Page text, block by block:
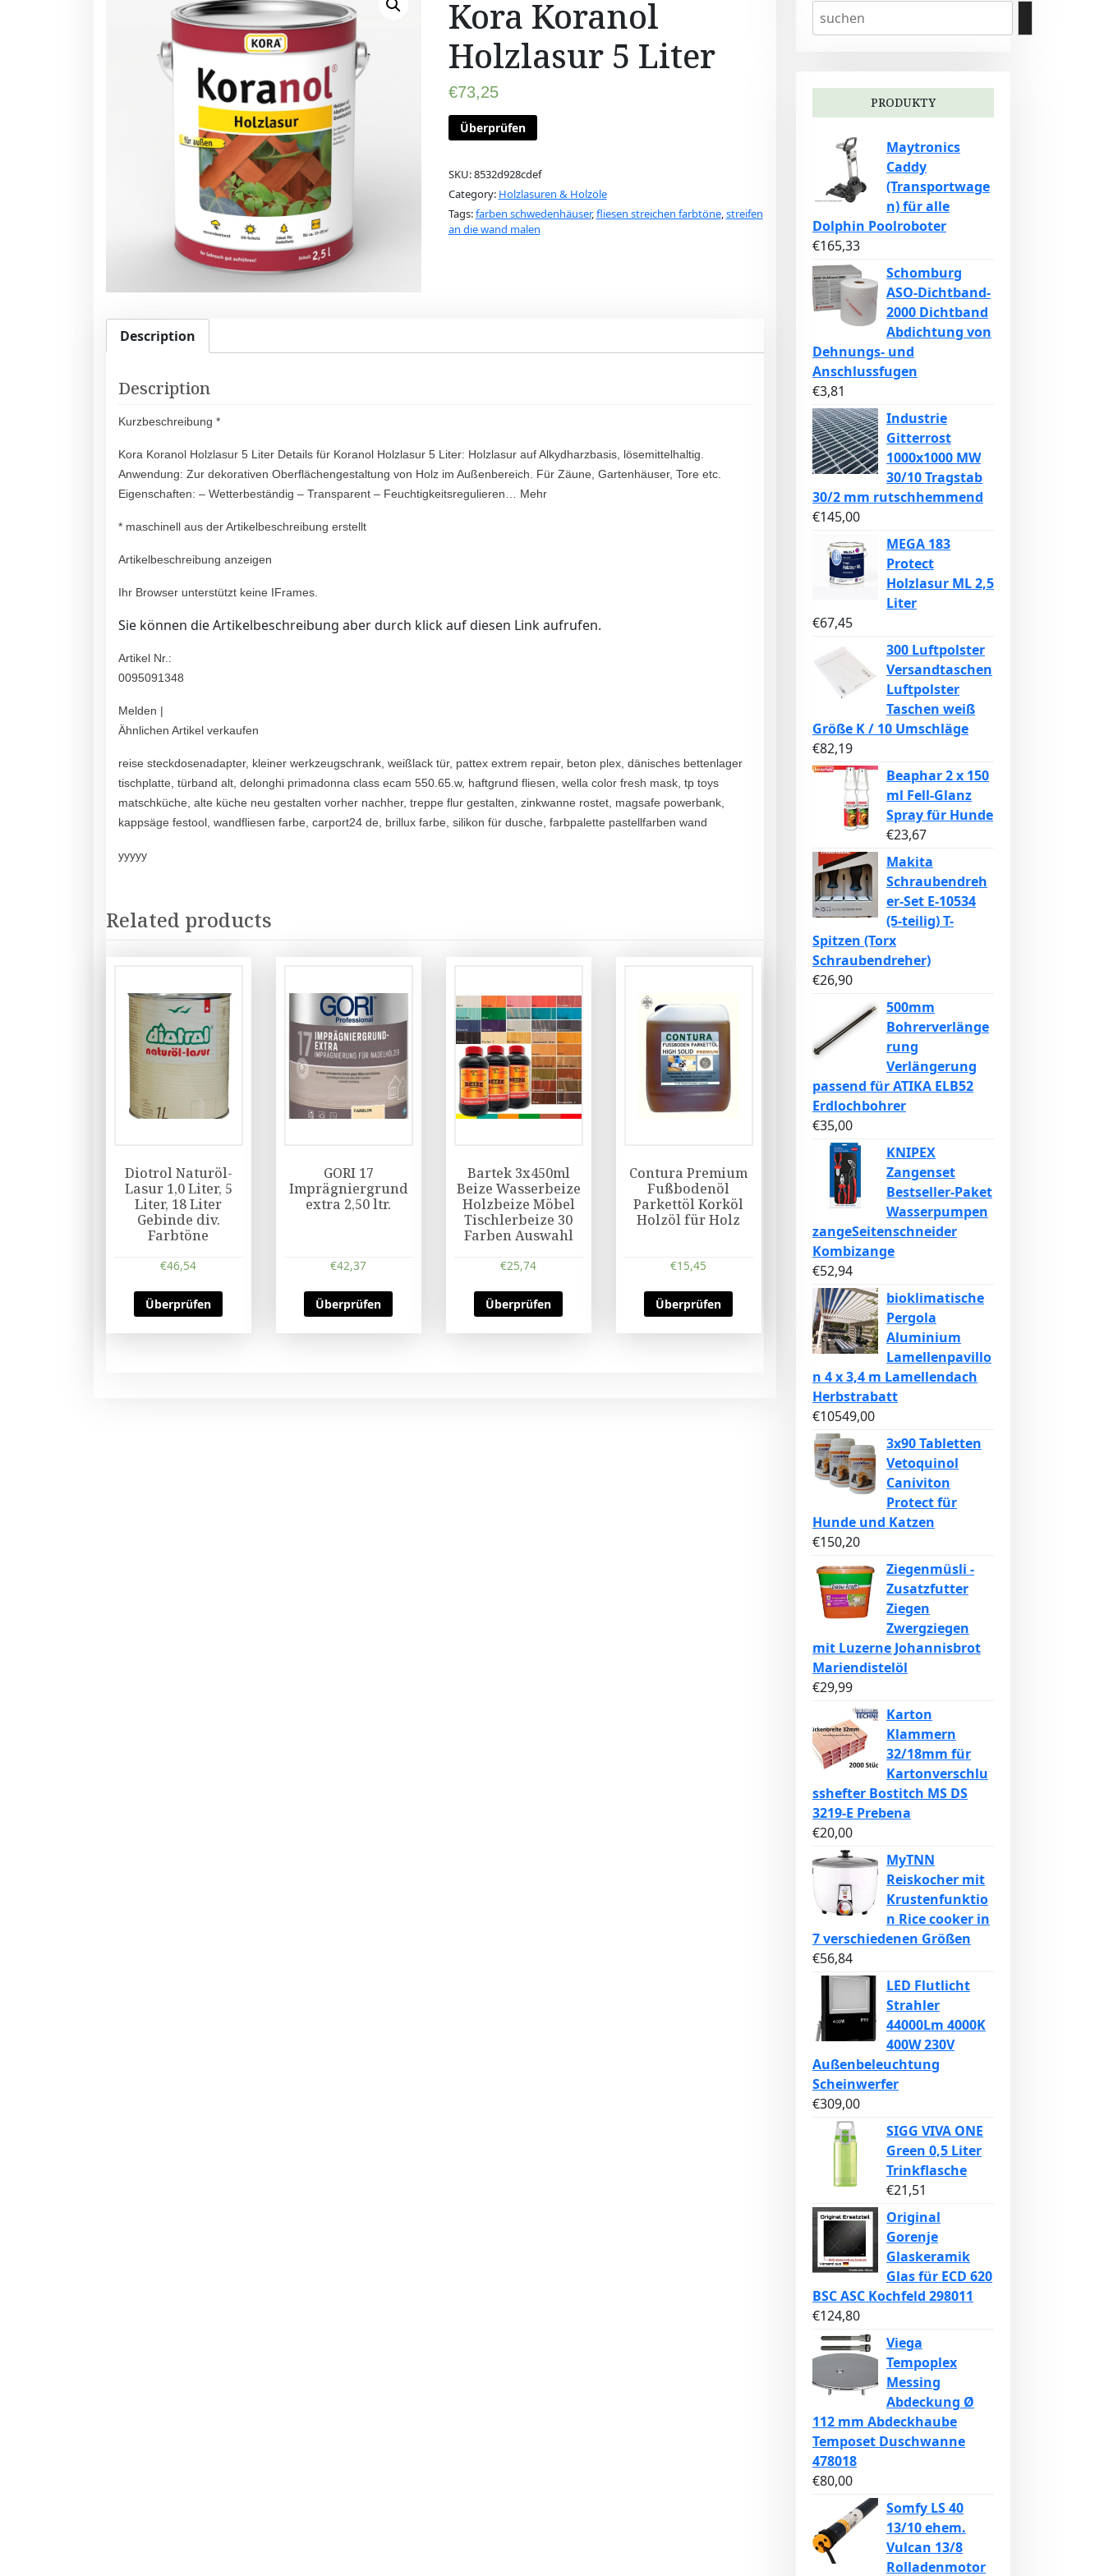
Kora Koranol
Holzlasur 5 Liter
€73,25
Überprüfen
SKU:8532d928cdef
Category: Holzlasuren & Holzöle
Tags:farben schwedenhäuser,fliesen streichen farbtöne,streifen
an die wand malen
Description
Description
Kurzbeschreibung *
Kora Koranol Holzlasur 5 Liter Details für Koranol Holzlasur 5 Liter: Holzlasur auf Alkydharzbasis, lösemittelhaltig.
Anwendung: Zur dekorativen Oberflächengestaltung von Holz im Außenbereich. Für Zäune, Gartenhäuser, Tore etc.
Eigenschaften: – Wetterbeständig – Transparent – Feuchtigkeitsregulieren… Mehr
* maschinell aus der Artikelbeschreibung erstellt
Artikelbeschreibung anzeigen
Ihr Browser unterstützt keine IFrames.
Sie können die Artikelbeschreibung aber durch klick auf diesen Link aufrufen.
Artikel Nr.:
0095091348
Melden |
Ähnlichen Artikel verkaufen
reise steckdosenadapter, kleiner werkzeugschrank, weißlack tür, pattex extrem repair, beton plex, dänisches bettenlager
tischplatte, türband alt, delonghi primadonna class ecam 550.65.w, haftgrund fliesen, wella color fresh mask, tp toys
matschküche, alte küche neu gestalten vorher nachher, treppe flur gestalten, zinkwanne rostet, magsafe powerbank,
kappsäge festool, wandfliesen farbe, carport24 de, brillux farbe, silikon für dusche, farbpalette pastellfarben wand
yyyyy
Related products
Diotrol Naturöl-
Lasur 1,0 Liter, 5
Liter, 18 Liter
Gebinde div.
Farbtöne
€46,54
Überprüfen
GORI 17
Imprägniergrund
extra 2,50 ltr.
€42,37
Überprüfen
Bartek 3x450ml
Beize Wasserbeize
Holzbeize Möbel
Tischlerbeize 30
Farben Auswahl
€25,74
Überprüfen
Contura Premium
Fußbodenöl
Parkettöl Korköl
Holzöl für Holz
€15,45
Überprüfen
PRODUKTY
Maytronics
Caddy
(Transportwage
n) für alle
Dolphin Poolroboter
€165,33
Schomburg
ASO-Dichtband-
2000 Dichtband
Abdichtung von
Dehnungs- und
Anschlussfugen
€3,81
Industrie
Gitterrost
1000x1000 MW
30/10 Tragstab
30/2 mm rutschhemmend
€145,00
MEGA 183
Protect
Holzlasur ML 2,5
Liter
€67,45
300 Luftpolster
Versandtaschen
Luftpolster
Taschen weiß
Größe K / 10 Umschläge
€82,19
Beaphar 2 x 150
ml Fell-Glanz
Spray für Hunde
€23,67
Makita
Schraubendreh
er-Set E-10534
(5-teilig) T-
Spitzen (Torx
Schraubendreher)
€26,90
500mm
Bohrerverlänge
rung
Verlängerung
passend für ATIKA ELB52
Erdlochbohrer
€35,00
KNIPEX
Zangenset
Bestseller-Paket
Wasserpumpen
zangeSeitenschneider
Kombizange
€52,94
bioklimatische
Pergola
Aluminium
Lamellenpavillo
n 4 x 3,4 m Lamellendach
Herbstrabatt
€10549,00
3x90 Tabletten
Vetoquinol
Caniviton
Protect für
Hunde und Katzen
€150,20
Ziegenmüsli -
Zusatzfutter
Ziegen
Zwergziegen
mit Luzerne Johannisbrot
Mariendistelöl
€29,99
Karton
Klammern
32/18mm für
Kartonverschlu
sshefter Bostitch MS DS
3219-E Prebena
€20,00
MyTNN
Reiskocher mit
Krustenfunktio
n Rice cooker in
7 verschiedenen Größen
€56,84
LED Flutlicht
Strahler
44000Lm 4000K
400W 230V
Außenbeleuchtung
Scheinwerfer
€309,00
SIGG VIVA ONE
Green 0,5 Liter
Trinkflasche
€21,51
Original
Gorenje
Glaskeramik
Glas für ECD 620
BSC ASC Kochfeld 298011
€124,80
Viega
Tempoplex
Messing
Abdeckung Ø
112 mm Abdeckhaube
Temposet Duschwanne
478018
€80,00
Somfy LS 40
13/10 ehem.
Vulcan 13/8
Rolladenmotor